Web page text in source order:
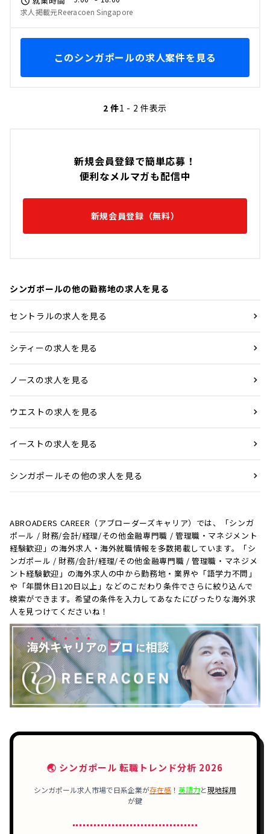
新規会員登録で簡単応募！
便利なメルマガも配信中
新規会員登録（無料）
シンガポールの他の勤務地の求人を見る
セントラルの求人を見る
シティーの求人を見る
ノースの求人を見る
ウエストの求人を見る
イーストの求人を見る
シンガポールその他の求人を見る
ABROADERS CAREER（アブローダーズキャリア）では、「シンガ
ポール / 財務/会計/経理/その他金融専門職 / 管理職・マネジメント
経験歓迎」の海外求人・海外就職情報を多数掲載しています。「シ
ンガポール / 財務/会計/経理/その他金融専門職 / 管理職・マネジメ
ント経験歓迎」の海外求人の中から勤務地・業界や「語学力不問」
や「年間休日120日以上」などのこだわり条件でさらに絞り込んで
検索ができます。希望の条件を入力してあなたにぴったりな海外求
人を見つけてくださいね！
🌏 シンガポール 転職トレンド分析 2026
シンガポール求人市場で日系企業が存在感 ！ 英語力と現地採用
が鍵
求人掲載元Reeracoen Singapore
このシンガポールの求人案件を見る
2 件1 - 2 件表示